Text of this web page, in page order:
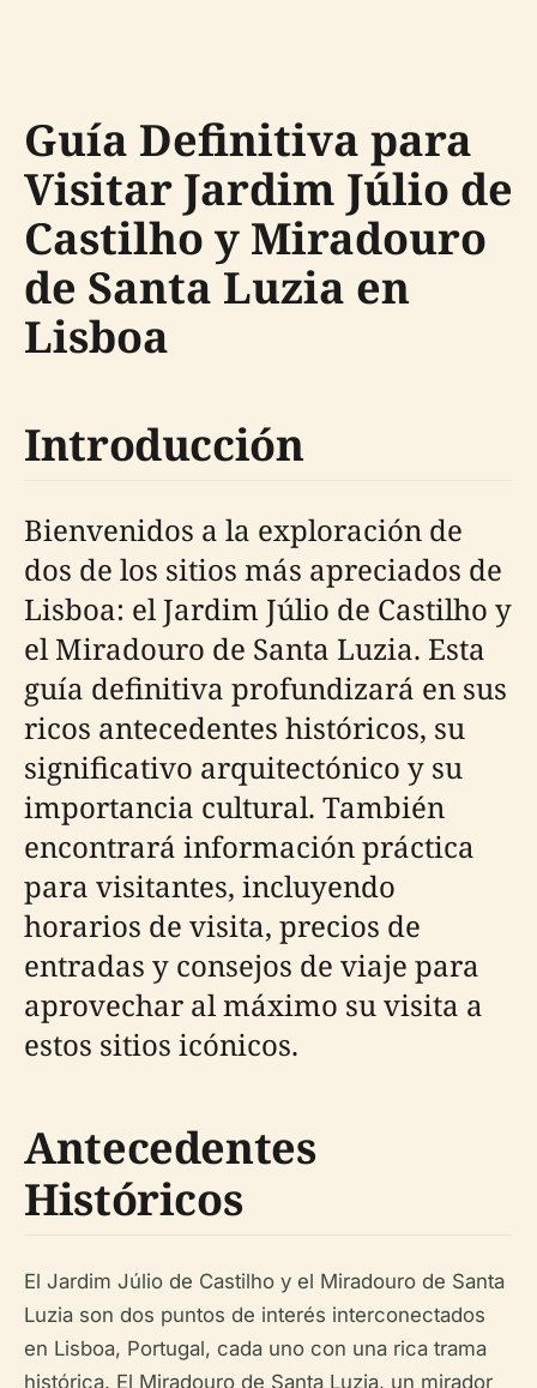
Guía Definitiva para
Visitar Jardim Júlio de
Castilho y Miradouro
de Santa Luzia en
Lisboa
Introducción
Bienvenidos a la exploración de
dos de los sitios más apreciados de
Lisboa: el Jardim Júlio de Castilho y
el Miradouro de Santa Luzia. Esta
guía definitiva profundizará en sus
ricos antecedentes históricos, su
significativo arquitectónico y su
importancia cultural. También
encontrará información práctica
para visitantes, incluyendo
horarios de visita, precios de
entradas y consejos de viaje para
aprovechar al máximo su visita a
estos sitios icónicos.
Antecedentes
Históricos
El Jardim Júlio de Castilho y el Miradouro de Santa
Luzia son dos puntos de interés interconectados
en Lisboa, Portugal, cada uno con una rica trama
histórica. El Miradouro de Santa Luzia, un mirador